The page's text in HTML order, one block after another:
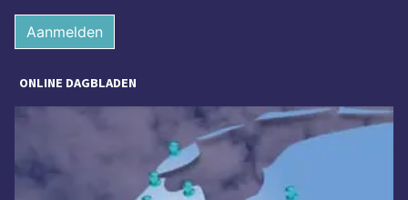
Aanmelden
ONLINE DAGBLADEN